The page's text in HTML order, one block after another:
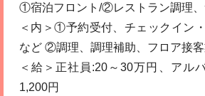
①宿泊フロント/②レストラン調理、
＜内＞①予約受付、チェックイン
など ②調理、調理補助、フロア接
＜給＞正社員:20～30万円、アル
1,200円